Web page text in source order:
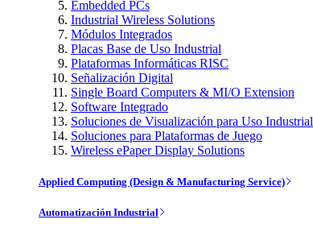
Embedded PCs
Industrial Wireless Solutions
Módulos Integrados
Placas Base de Uso Industrial
Plataformas Informáticas RISC
Señalización Digital
Single Board Computers & MI/O Extension
Software Integrado
Soluciones de Visualización para Uso Industrial
Soluciones para Plataformas de Juego
Wireless ePaper Display Solutions
Applied Computing (Design & Manufacturing Service)
Automatización Industrial